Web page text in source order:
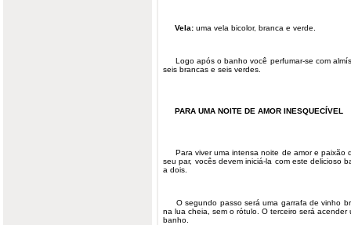
Vela: uma vela bicolor, branca e verde.
Logo após o banho você perfumar-se com
seis brancas e seis verdes.
PARA UMA NOITE DE AMOR INESQUECÍVEL
Para viver uma intensa noite de amor e paixão
seu par, vocês devem iniciá-la com este delicioso
a dois.
O segundo passo será uma garrafa de vinho
na lua cheia, sem o rótulo. O terceiro será
banho.